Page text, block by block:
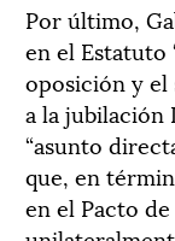
Por último,
en el Estatuto
oposición y el
a la jubilación
“asunto
que, en
en el Pacto